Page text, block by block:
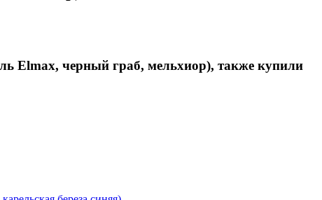
Elmax, черный граб, мельхиор), также купили